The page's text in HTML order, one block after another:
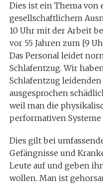
Dies ist ein Thema von
gesellschaftlichem
10 Uhr mit der Arbeit
vor 55 Jahren zum [9
Das Personal leidet
Schlafentzug. Wir
Schlafentzug
ausgesprochen
weil man die
performativen
Dies gilt bei
Gefängnisse und
Leute auf und geben
wollen. Man ist